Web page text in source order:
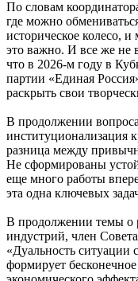
По словам
где можно
историческое колесо,
это важно. И все же не
что в 2026-м году в
партии «Единая
раскрыть свои
В продолжении
институционализация
разница между
Не сформированы
еще много работы
эта одна ключевых
В продолжении темы о
индустрий, член
«Дуальность ситуации
формирует